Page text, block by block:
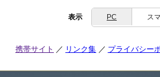
表示 PC ス
携帯サイト リンク集 プライバシー